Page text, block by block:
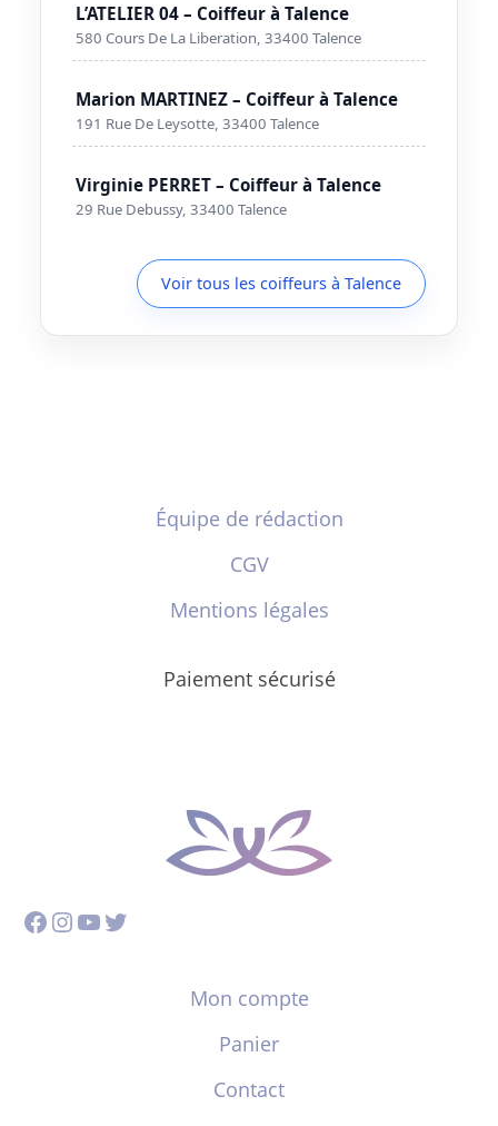
L’ATELIER 04 – Coiffeur à Talence
580 Cours De La Liberation, 33400 Talence
Marion MARTINEZ – Coiffeur à Talence
191 Rue De Leysotte, 33400 Talence
Virginie PERRET – Coiffeur à Talence
29 Rue Debussy, 33400 Talence
Voir tous les coiffeurs à Talence
Équipe de rédaction
CGV
Mentions légales
Paiement sécurisé
Facebook
Instagram
YouTube
Twitter
Mon compte
Panier
Contact